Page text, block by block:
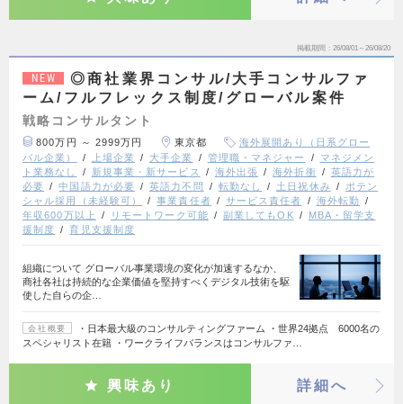
掲載期間 26/08/01～26/08/20
NEW
◎商社業界コンサル/大手コンサルファ
ーム/フルフレックス制度/グローバル案件
戦略コンサルタント
800万円 ～ 2999万円 東京都
海外展開あり（日系グロー
バル企業）
上場企業 大手企業 管理職・マネジャー
マネジメン
ト業務なし
新規事業・新サービス 海外出張 海外折衝
英語力が
必要
中国語力が必要 英語力不問 転勤なし 土日祝休み
ポテン
シャル採用（未経験可）
事業責任者 サービス責任者
海外転勤
年収600万以上
リモートワーク可能 副業してもOK
MBA・留学支
援制度
育児支援制度
組織について グローバル事業環境の変化が加速するなか、
商社各社は持続的な企業価値を堅持すべくデジタル技術を駆
使した自らの企…
会社概要
・日本最大級のコンサルティングファーム ・世界24拠点 6000名の
スペシャリスト在籍 ・ワークライフバランスはコンサルファ…
興味あり 詳細へ